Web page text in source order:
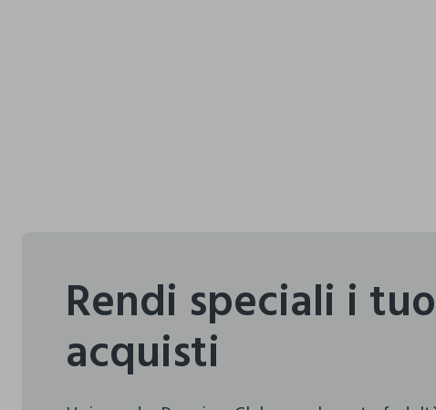
Rendi speciali i
acquisti